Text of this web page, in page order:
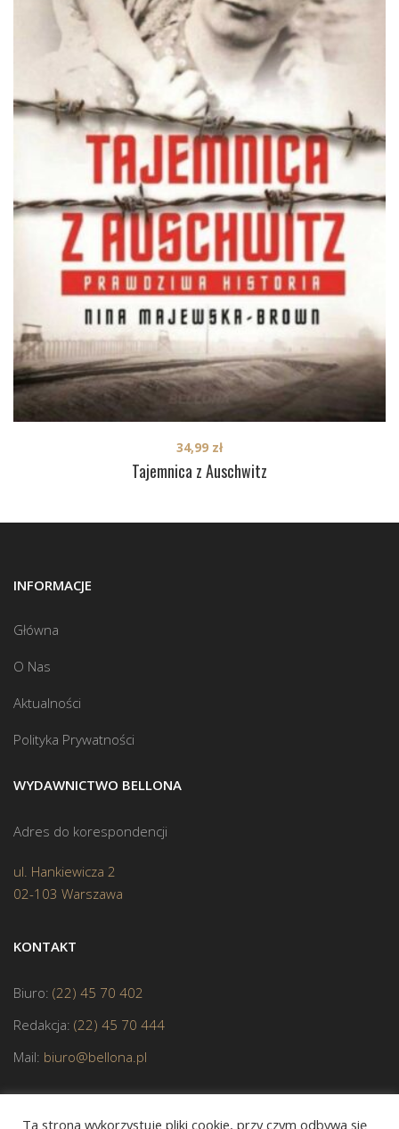
Tajemnica z Auschwitz
34,99 zł
INFORMACJE
Główna
O Nas
Aktualności
Polityka Prywatności
WYDAWNICTWO BELLONA
Adres do korespondencji
ul. Hankiewicza 2
02-103 Warszawa
KONTAKT
Biuro: (22) 45 70 402
Redakcja: (22) 45 70 444
Mail: biuro@bellona.pl
Ta strona wykorzystuje pliki cookie, przy czym odbywa się